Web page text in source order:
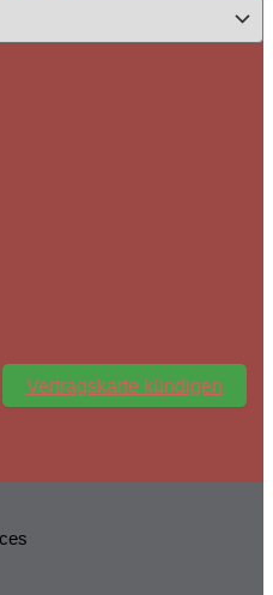
Vertragskarte kündigen